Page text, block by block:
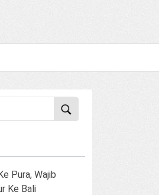
Pura, Wajib
Ke Bali